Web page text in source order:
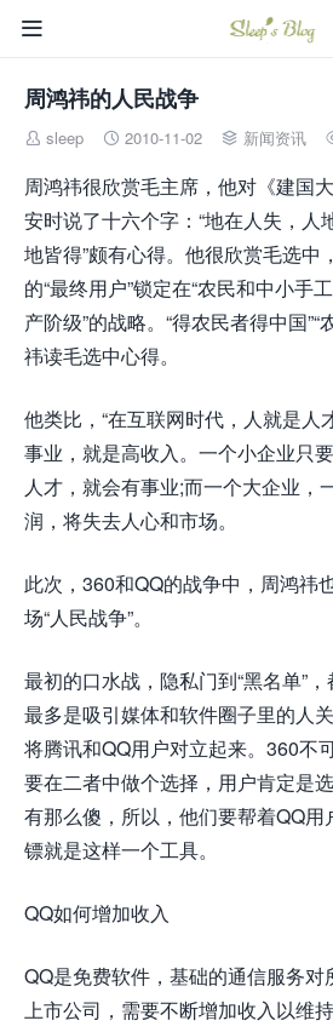

周鸿祎的人民战争
 sleep  2010-11-02  新闻资讯
周鸿祎很欣赏毛主席，他对《建国
安时说了十六个字：“地在人失，人
地皆得”颇有心得。他很欣赏毛选中
的“最终用户”锁定在“农民和中小手
产阶级”的战略。“得农民者得中国”“
祎读毛选中心得。
他类比，“在互联网时代，人就是人
事业，就是高收入。一个小企业只
人才，就会有事业;而一个大企业，
润，将失去人心和市场。
此次，360和QQ的战争中，周鸿祎
场“人民战争”。
最初的口水战，隐私门到“黑名单”
最多是吸引媒体和软件圈子里的人
将腾讯和QQ用户对立起来。360不
要在二者中做个选择，用户肯定是
有那么傻，所以，他们要帮着QQ
镖就是这样一个工具。
QQ如何增加收入
QQ是免费软件，基础的通信服务
上市公司，需要不断增加收入以维